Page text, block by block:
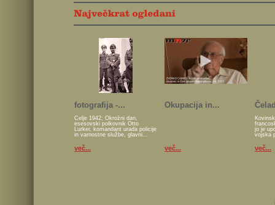
fotografija -...
Celje 1942; Okrožni dan,
esesovski polkovnik Otto
Lurker, komandant urada policije
in varnostne službe, glavni...
več...
Okupacija in...
več...
jo je
vojska
več...